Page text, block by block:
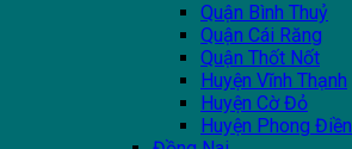
Quận Bình Thuỷ
Quận Cái Răng
Quận Thốt Nốt
Huyện Vĩnh Thạnh
Huyện Cờ Đỏ
Huyện Phong Điền